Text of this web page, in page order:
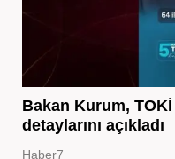
Bakan Kurum, TOKİ
detaylarını açıkladı
Haber7